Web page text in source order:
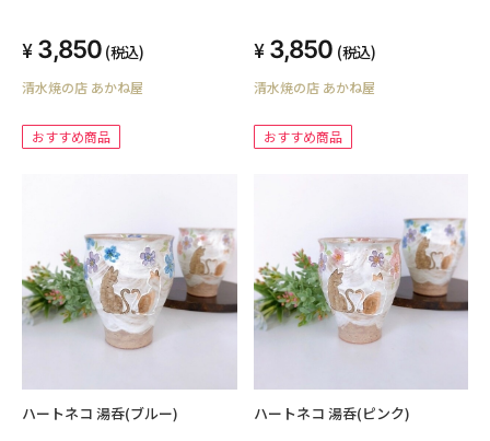
3,850 (税込)
清水焼の店 あかね屋
おすすめ商品
3,850 (税込)
清水焼の店 あかね屋
おすすめ商品
ハートネコ 湯呑(ブルー) ハートネコ 湯呑(ピンク)